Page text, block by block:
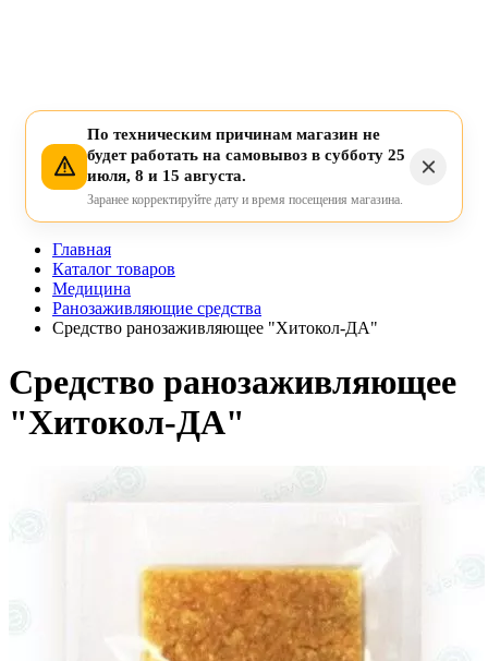
По техническим причинам магазин не
будет работать на самовывоз в субботу 25
июля, 8 и 15 августа.
Заранее корректируйте дату и время посещения магазина.
Главная
Каталог товаров
Медицина
Ранозаживляющие средства
Средство ранозаживляющее "Хитокол-ДА"
Средство ранозаживляющее
"Хитокол-ДА"